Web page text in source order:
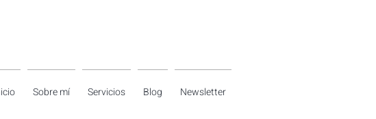
Sobre mí Servicios Blog Newsletter